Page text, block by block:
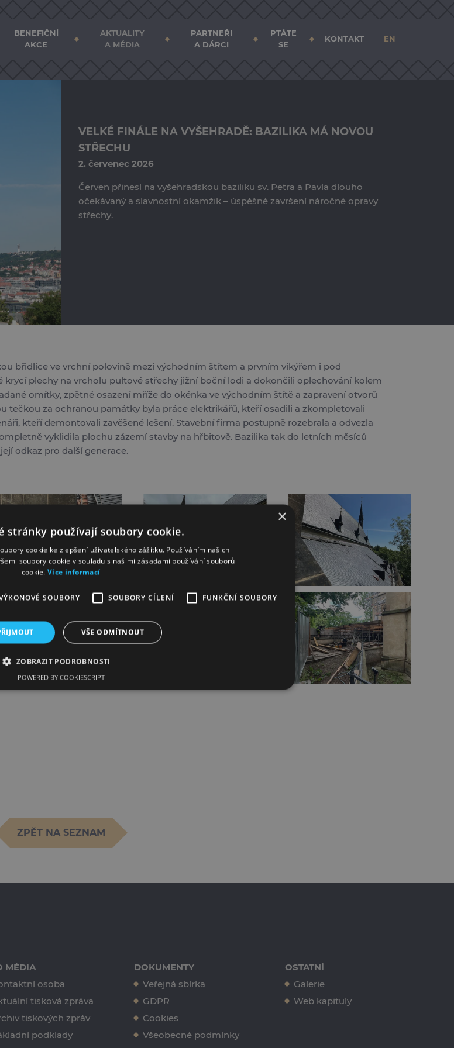
BENEFIČNÍ
AKCE
AKTUALITY
A MÉDIA
PARTNEŘI
A DÁRCI
PTÁTE
SE
KONTAKT EN
VELKÉ FINÁLE NA VYŠEHRADĚ: BAZILIKA MÁ NOVOU
STŘECHU
2. červenec 2026
Červen přinesl na vyšehradskou baziliku sv. Petra a Pavla dlouho
očekávaný a slavnostní okamžik – úspěšné završení náročné opravy
střechy.
břidlice ve vrchní polovině mezi východním štítem a prvním vikýřem i pod
krycí plechy na vrcholu pultové střechy jižní boční lodi a dokončili oplechování kolem
omítky, zpětné osazení mříže do okénka ve východním štítě a zapravení otvorů
tečkou za ochranou památky byla práce elektrikářů, kteří osadili a zkompletovali
kteří demontovali zavěšené lešení. Stavební firma postupně rozebrala a odvezla
vyklidila plochu zázemí stavby na hřbitově. Bazilika tak do letních měsíců
odkaz pro další generace.
ZPĚT NA SEZNAM
MÉDIA
osoba
Erika Tučková
tisková zpráva
tiskových zpráv
podklady
DOKUMENTY
Veřejná sbírka
GDPR
Cookies
Všeobecné podmínky
OSTATNÍ
Galerie
Web kapituly
×
stránky používají soubory cookie.
cookie ke zlepšení uživatelského zážitku. Používáním našich
soubory cookie v souladu s našimi zásadami používání souborů
cookie.Více informací
SOUBORY SOUBORY CÍLENÍ FUNKČNÍ SOUBORY
VŠE ODMÍTNOUT
ZOBRAZIT PODROBNOSTI
POWERED BY COOKIESCRIPT